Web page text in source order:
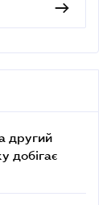
другий
добігає